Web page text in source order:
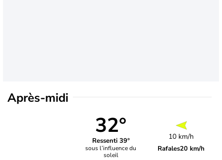
Après-midi
32°
Ressenti 39°
sous l’influence du
soleil
10 km/h
Rafales20 km/h